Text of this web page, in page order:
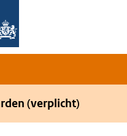
(verplicht)